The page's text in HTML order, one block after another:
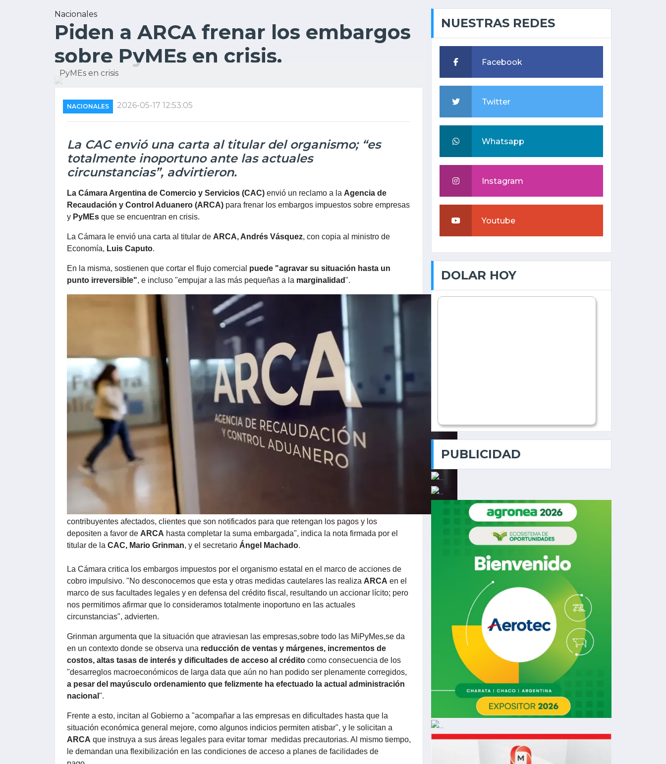
Nacionales
Piden a ARCA frenar los embargos
sobre PyMEs en crisis.
PyMEs en crisis
NACIONALES 2026-05-17 12:53:05
La CAC envió una carta al titular del organismo; “es
totalmente inoportuno ante las actuales
circunstancias”, advirtieron.
La Cámara Argentina de Comercio y Servicios (CAC) envió un reclamo a la Agencia de
Recaudación y Control Aduanero (ARCA) para frenar los embargos impuestos sobre empresas
y PyMEs que se encuentran en crisis.
La Cámara le envió una carta al titular de ARCA, Andrés Vásquez, con copia al ministro de
Economía, Luis Caputo.
En la misma, sostienen que cortar el flujo comercial puede "agravar su situación hasta un
punto irreversible", e incluso "empujar a las más pequeñas a la marginalidad".
"Nos referimos en particular a la traba de embargos sobre sumas a cobrar de sus clientes por los
contribuyentes afectados, clientes que son notificados para que retengan los pagos y los
depositen a favor de ARCA hasta completar la suma embargada", indica la nota firmada por el
titular de la CAC, Mario Grinman, y el secretario Ángel Machado.
La Cámara critica los embargos impuestos por el organismo estatal en el marco de acciones de
cobro impulsivo. "No desconocemos que esta y otras medidas cautelares las realiza ARCA en el
marco de sus facultades legales y en defensa del crédito fiscal, resultando un accionar lícito; pero
nos permitimos afirmar que lo consideramos totalmente inoportuno en las actuales
circunstancias", advierten.
Grinman argumenta que la situación que atraviesan las empresas,sobre todo las MiPyMes,se da
en un contexto donde se observa una reducción de ventas y márgenes, incrementos de
costos, altas tasas de interés y dificultades de acceso al crédito como consecuencia de los
"desarreglos macroeconómicos de larga data que aún no han podido ser plenamente corregidos,
a pesar del mayúsculo ordenamiento que felizmente ha efectuado la actual administración
nacional ".
Frente a esto, incitan al Gobierno a "acompañar a las empresas en dificultades hasta que la
situación económica general mejore, como algunos indicios permiten atisbar", y le solicitan a
ARCA que instruya a sus áreas legales para evitar tomar medidas precautorias. Al mismo tiempo,
le demandan una flexibilización en las condiciones de acceso a planes de facilidades de
NUESTRAS REDES
Facebook
Twitter
Whatsapp
Instagram
Youtube
DOLAR HOY
PUBLICIDAD